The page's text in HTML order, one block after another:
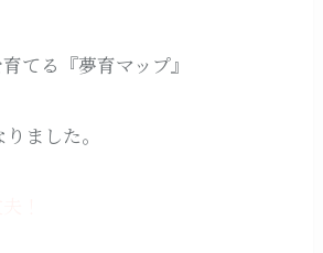
てる『夢育マップ』
ました。